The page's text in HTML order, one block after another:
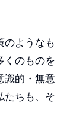
ようなも
くのものを
識的・無意
たちも、そ